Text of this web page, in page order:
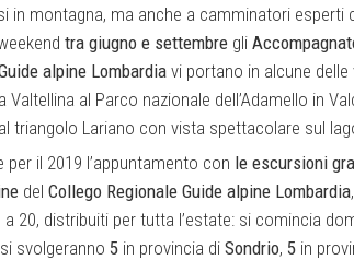
in montagna, ma anche a camminatori esperti
tra giugno e settembre gli
alpine Lombardiavi portano in alcune delle
al Parco nazionale dell’Adamello in
triangolo Lariano con vista spettacolare sul
il 2019 l’appuntamento con le escursioni
del Collego Regionale Guide alpine Lombardia
20, distribuiti per tutta l’estate: si comincia
svolgeranno 5 in provincia di Sondrio, 5 in